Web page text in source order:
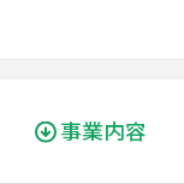
事業内容